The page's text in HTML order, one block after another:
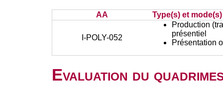
AA Type(s) et
I-POLY-052
Production
présentiel
Présentation
Evaluation du